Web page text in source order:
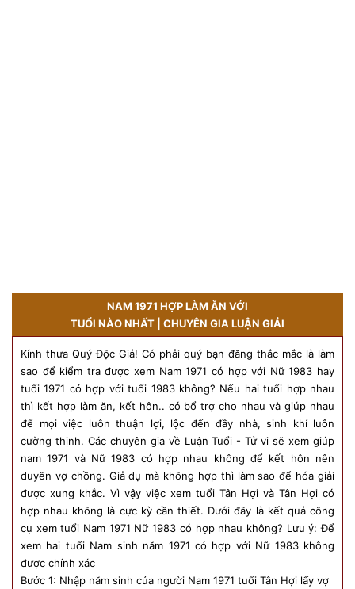
NAM 1971 HỢP LÀM ĂN VỚI
TUỔI NÀO NHẤT | CHUYÊN GIA LUẬN GIẢI
Kính thưa Quý Độc Giả! Có phải quý bạn đăng thắc mắc là làm
sao để kiểm tra được xem Nam 1971 có hợp với Nữ 1983 hay
tuổi 1971 có hợp với tuổi 1983 không? Nếu hai tuổi hợp nhau
thì kết hợp làm ăn, kết hôn.. có bổ trợ cho nhau và giúp nhau
để mọi việc luôn thuận lợi, lộc đến đầy nhà, sinh khí luôn
cường thịnh. Các chuyên gia về Luận Tuổi - Tử vi sẽ xem giúp
nam 1971 và Nữ 1983 có hợp nhau không để kết hôn nên
duyên vợ chồng. Giả dụ mà không hợp thì làm sao để hóa giải
được xung khắc. Vì vậy việc xem tuổi Tân Hợi và Tân Hợi có
hợp nhau không là cực kỳ cần thiết. Dưới đây là kết quả công
cụ xem tuổi Nam 1971 Nữ 1983 có hợp nhau không? Lưu ý: Để
xem hai tuổi Nam sinh năm 1971 có hợp với Nữ 1983 không
được chính xác
Bước 1: Nhập năm sinh của người Nam 1971 tuổi Tân Hợi lấy vợ